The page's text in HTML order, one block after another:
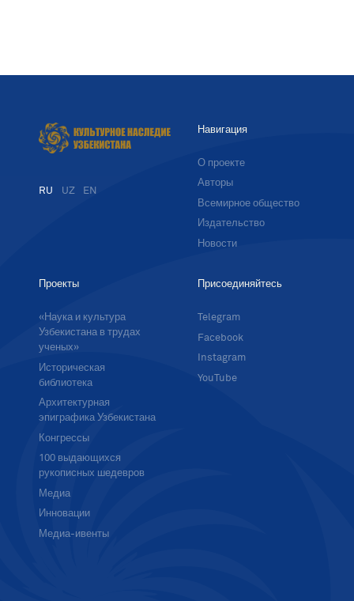
RU UZ EN
Навигация
О проекте
Авторы
Всемирное общество
Издательство
Новости
Проекты
«Наука и культура
Узбекистана в трудах
ученых»
Историческая
библиотека
Архитектурная
эпиграфика Узбекистана
Конгрессы
100 выдающихся
рукописных шедевров
Медиа
Инновации
Медиа-ивенты
Присоединяйтесь
Telegram
Facebook
Instagram
YouTube